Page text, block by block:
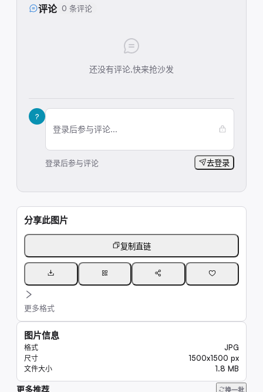
评论 0 条评论
还没有评论,快来抢沙发
?
登录后参与评论...
登录后参与评论 去登录
分享此图片
复制直链
更多格式
图片信息
格式 JPG
尺寸 1500x1500 px
文件大小 1.8 MB
更多推荐 换一批
15K